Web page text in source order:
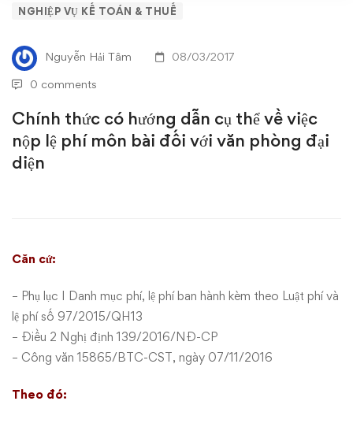
Chính
thức
có
hướng
dẫn
về
việc
nộp
lệ
phí
NGHIỆP VỤ KẾ TOÁN & THUẾ
Nguyễn Hải Tâm 08/03/2017
0 comments
Chính thức có hướng dẫn cụ thể về việc
nộp lệ phí môn bài đối với văn phòng đại
diện
Căn cứ:
– Phụ lục I Danh mục phí, lệ phí ban hành kèm theo Luật phí và
lệ phísố 97/2015/QH13
– Điều 2 Nghị định 139/2016/NĐ-CP
– Công văn 15865/BTC-CST, ngày 07/11/2016
Theo đó: